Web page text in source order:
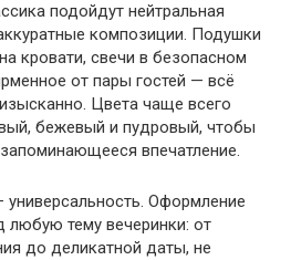
подойдут нейтральная
композиции. Подушки
кровати, свечи в безопасном
от пары гостей — всё
Цвета чаще всего
бежевый и пудровый, чтобы
впечатление.
Оформление
любую тему вечеринки: от
до деликатной даты, не